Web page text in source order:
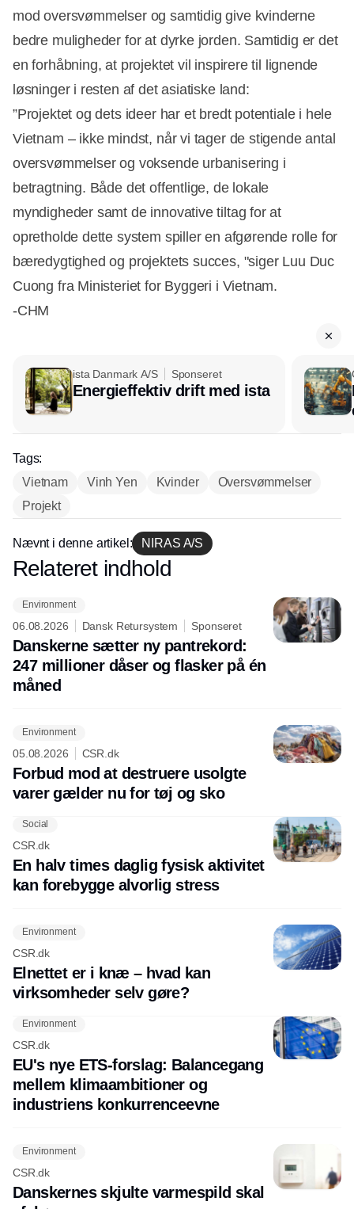
mod oversvømmelser og samtidig give kvinderne
bedre muligheder for at dyrke jorden. Samtidig er det
en forhåbning, at projektet vil inspirere til lignende
løsninger i resten af det asiatiske land:
”Projektet og dets ideer har et bredt potentiale i hele
Vietnam – ikke mindst, når vi tager de stigende antal
oversvømmelser og voksende urbanisering i
betragtning. Både det offentlige, de lokale
myndigheder samt de innovative tiltag for at
opretholde dette system spiller en afgørende rolle for
bæredygtighed og projektets succes, "siger Luu Duc
Cuong fra Ministeriet for Byggeri i Vietnam.
-CHM
ista Danmark A/S Sponseret
Energieffektiv drift med ista
Tags:
Vietnam
Vinh Yen Kvinder
Oversvømmelser
Projekt
Nævnt i denne artikel: NIRAS A/S
Annonce
Relateret indhold
Environment
06.08.2026 Dansk Retursystem Sponseret
Danskerne sætter ny pantrekord:
247 millioner dåser og flasker på én
måned
Environment
05.08.2026 CSR.dk
Forbud mod at destruere usolgte
varer gælder nu for tøj og sko
Social
CSR.dk
En halv times daglig fysisk aktivitet
kan forebygge alvorlig stress
Environment
CSR.dk
Elnettet er i knæ – hvad kan
virksomheder selv gøre?
Environment
CSR.dk
EU's nye ETS-forslag: Balancegang
mellem klimaambitioner og
industriens konkurrenceevne
Environment
CSR.dk
Danskernes skjulte varmespild skal